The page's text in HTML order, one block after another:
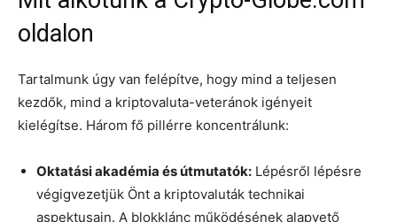
oldalon
Tartalmunk úgy van felépítve, hogy mind a teljesen
kezdők, mind a kriptovaluta-veteránok igényeit
kielégítse. Három fő pillérre koncentrálunk:
Oktatási akadémia és útmutatók: Lépésről lépésre
végigvezetjük Önt a kriptovaluták technikai
aspektusain. A blokklánc működésének alapvető